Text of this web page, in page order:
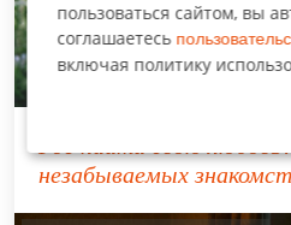
Где найти свою
незабываемых
пользоваться сайтом, вы
соглашаетесь
включая политику